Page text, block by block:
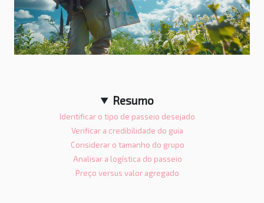
Resumo
Identificar o tipo de passeio desejado
Verificar a credibilidade do guia
Considerar o tamanho do grupo
Analisar a logística do passeio
Preço versus valor agregado